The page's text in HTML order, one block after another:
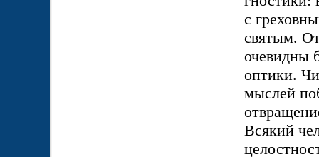
с
святым.
очевидны
оптики.
мыслей
Всякий